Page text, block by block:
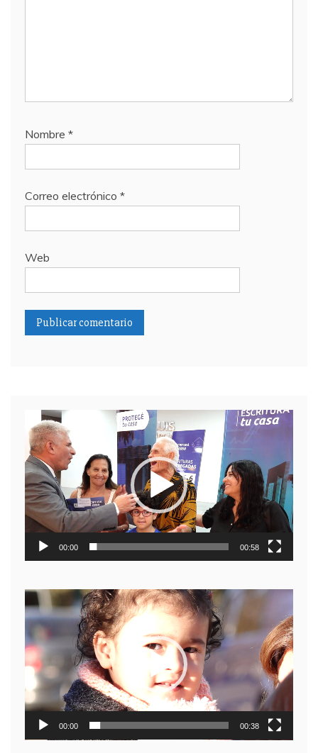
Nombre *
Correo electrónico *
Web
Reproductor
de
video
00:00 00:58
Reproductor
de
video
00:00 00:38